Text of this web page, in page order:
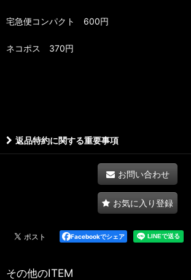
宅急便コンパクト 600円
ネコポス 370円
返品特約に関する重要事項
お問い合わせ
お気に入り登録
Facebookでシェア
その他のITEM